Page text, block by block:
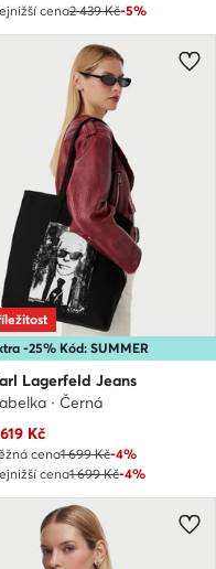
cena2 439 Kč-5%
-25% Kód: SUMMER
Lagerfeld Jeans
· Černá
cena
Kč
cena1 699 Kč-4%
cena1 699 Kč-4%